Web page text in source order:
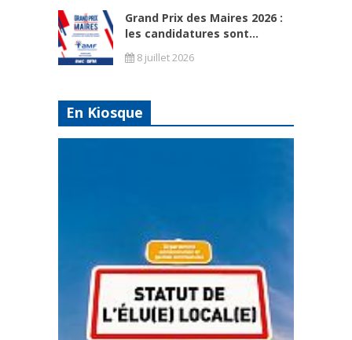
Grand Prix des Maires 2026 :
les candidatures sont...
8 juillet 2026
En Kiosque